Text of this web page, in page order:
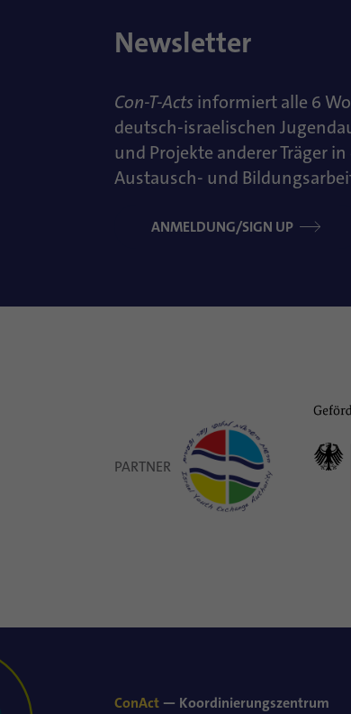
Newsletter
Con-T-Acts informiert alle 6
deutsch-israelischen
und Projekte anderer Träger
Austausch- und
ANMELDUNG/SIGN UP
PARTNER
ConAct — Koordinierungszentrum